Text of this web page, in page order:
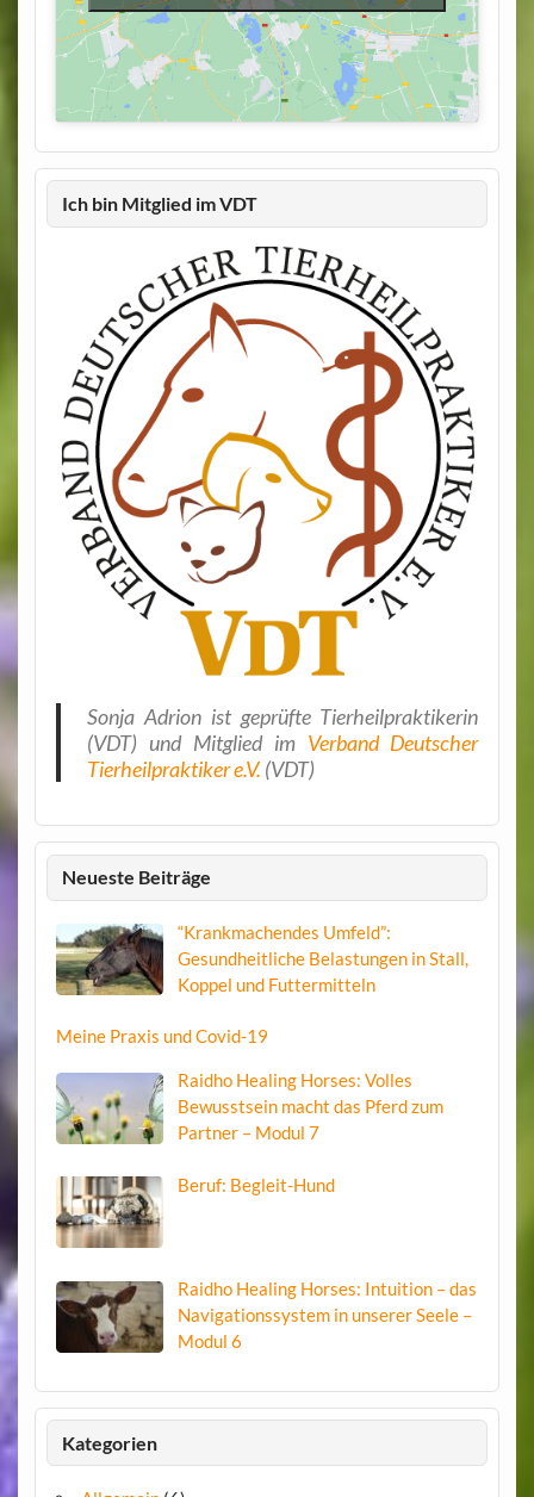
Ich bin Mitglied im VDT
Sonja Adrion ist geprüfte Tierheilpraktikerin
(VDT) und Mitglied im Verband Deutscher
Tierheilpraktiker e.V. (VDT)
Neueste Beiträge
“Krankmachendes Umfeld”:
Gesundheitliche Belastungen in Stall,
Koppel und Futtermitteln
Meine Praxis und Covid-19
Raidho Healing Horses: Volles
Bewusstsein macht das Pferd zum
Partner – Modul 7
Beruf: Begleit-Hund
Raidho Healing Horses: Intuition – das
Navigationssystem in unserer Seele –
Modul 6
Kategorien